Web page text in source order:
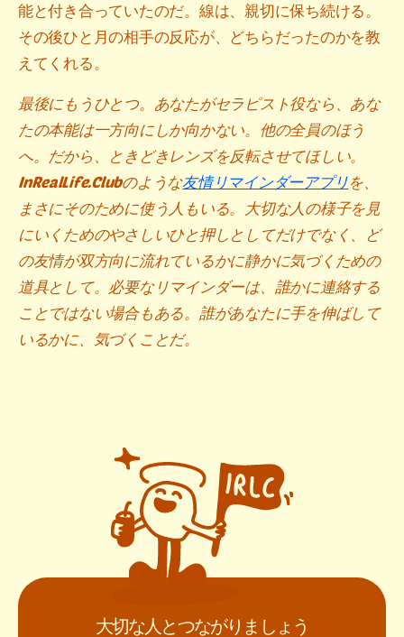
能と付き合っていたのだ。線は、親切に保ち続ける。
その後ひと月の相手の反応が、どちらだったのかを教
えてくれる。
最後にもうひとつ。あなたがセラピスト役なら、あな
たの本能は一方向にしか向かない。他の全員のほう
へ。だから、ときどきレンズを反転させてほしい。
InRealLife.Clubのような友情リマインダーアプリを、
まさにそのために使う人もいる。大切な人の様子を見
にいくためのやさしいひと押しとしてだけでなく、ど
の友情が双方向に流れているかに静かに気づくための
道具として。必要なリマインダーは、誰かに連絡する
ことではない場合もある。誰があなたに手を伸ばして
いるかに、気づくことだ。
大切な人とつながりましょう